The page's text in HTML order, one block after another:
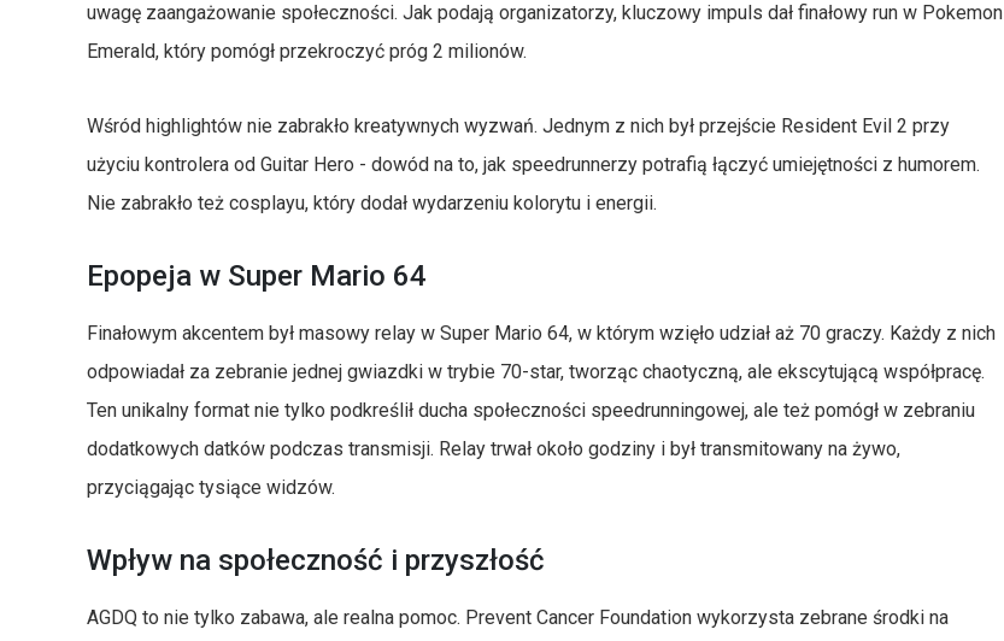
uwagę zaangażowanie społeczności. Jak podają organizatorzy, kluczowy impuls dał finałowy run w Pokemon
Emerald, który pomógł przekroczyć próg 2 milionów.
Wśród highlightów nie zabrakło kreatywnych wyzwań. Jednym z nich był przejście Resident Evil 2 przy
użyciu kontrolera od Guitar Hero - dowód na to, jak speedrunnerzy potrafią łączyć umiejętności z humorem.
Nie zabrakło też cosplayu, który dodał wydarzeniu kolorytu i energii.
Epopeja w Super Mario 64
Finałowym akcentem był masowy relay w Super Mario 64, w którym wzięło udział aż 70 graczy. Każdy z nich
odpowiadał za zebranie jednej gwiazdki w trybie 70-star, tworząc chaotyczną, ale ekscytującą współpracę.
Ten unikalny format nie tylko podkreślił ducha społeczności speedrunningowej, ale też pomógł w zebraniu
dodatkowych datków podczas transmisji. Relay trwał około godziny i był transmitowany na żywo,
przyciągając tysiące widzów.
Wpływ na społeczność i przyszłość
AGDQ to nie tylko zabawa, ale realna pomoc. Prevent Cancer Foundation wykorzysta zebrane środki na